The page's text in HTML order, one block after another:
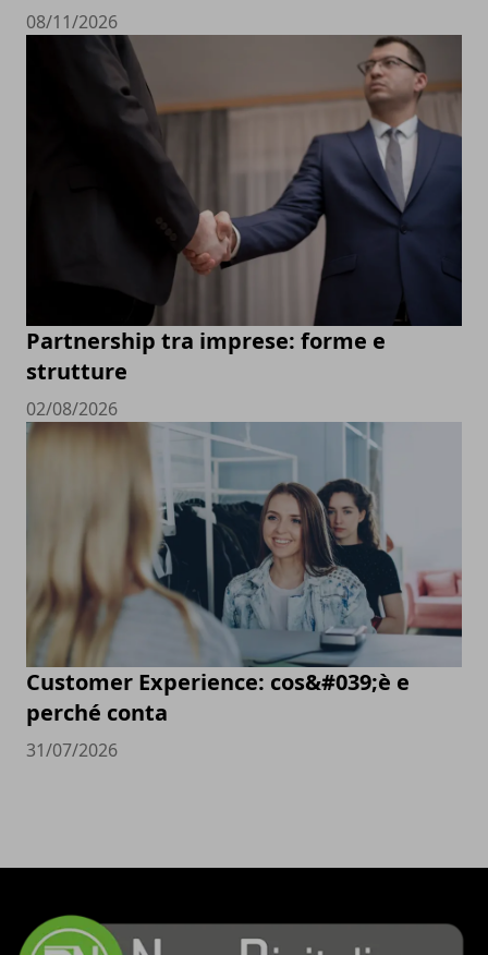
08/11/2026
Partnership tra imprese: forme e
strutture
02/08/2026
Customer Experience: cos&#039;è e
perché conta
31/07/2026